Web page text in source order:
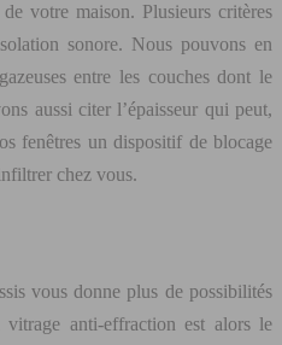
votre maison. Plusieurs critères
sonore. Nous pouvons en
entre les couches dont le
aussi citer l’épaisseur qui peut,
fenêtres un dispositif de blocage
chez vous.
vous donne plus de possibilités
anti-effraction est alors le